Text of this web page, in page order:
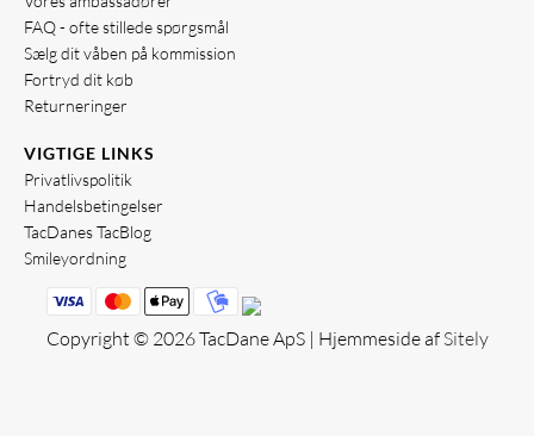
FAQ - ofte stillede spørgsmål
Sælg dit våben på kommission
Fortryd dit køb
Returneringer
VIGTIGE LINKS
Privatlivspolitik
Handelsbetingelser
TacDanes TacBlog
Smileyordning
Copyright © 2026 TacDane ApS | Hjemmeside af Sitely